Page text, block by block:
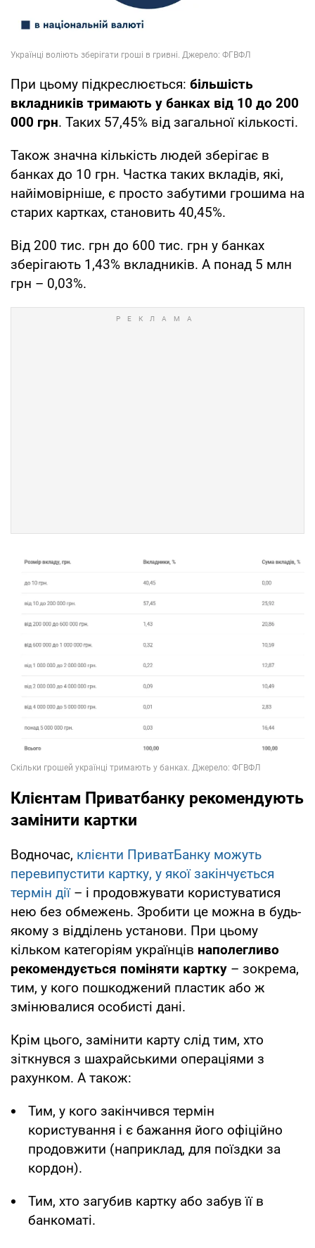
При цьому підкреслюється: більшість
вкладників тримають у банках від 10 до 200
000 грн. Таких 57,45% від загальної кількості.
Також значна кількість людей зберігає в
банках до 10 грн. Частка таких вкладів, які,
найімовірніше, є просто забутими грошима на
старих картках, становить 40,45%.
Від 200 тис. грн до 600 тис. грн у банках
зберігають 1,43% вкладників. А понад 5 млн
грн – 0,03%.
Клієнтам Приватбанку рекомендують
замінити картки
Водночас, клієнти ПриватБанку можуть
перевипустити картку, у якої закінчується
термін дії– і продовжувати користуватися
нею без обмежень. Зробити це можна в будь-
якому з відділень установи. При цьому
кільком категоріям українців наполегливо
рекомендується поміняти картку – зокрема,
тим, у кого пошкоджений пластик або ж
змінювалися особисті дані.
Крім цього, замінити карту слід тим, хто
зіткнувся з шахрайськими операціями з
рахунком. А також:
Тим, у кого закінчився термін
користування і є бажання його офіційно
продовжити (наприклад, для поїздки за
кордон).
Тим, хто загубив картку або забув її в
банкоматі.